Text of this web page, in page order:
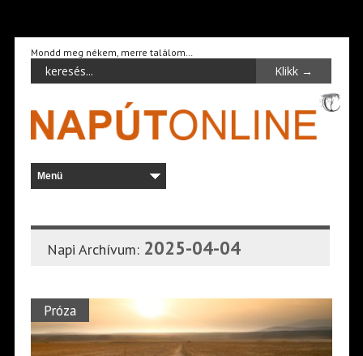
Mondd meg nékem, merre találom…
Napi Archívum: 2025-04-04
Próza